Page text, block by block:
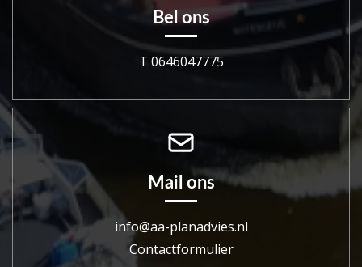
Bel ons
T 0646047775
Mail ons
info@aa-planadvies.nl
Contactformulier